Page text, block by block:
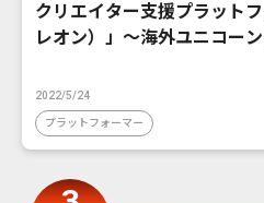
クリエイター支援プラット
レオン）」〜海外ユニコー
2022/5/24
プラットフォーマー